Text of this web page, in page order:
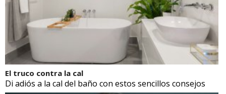
El truco contra la cal
Di adiós a la cal del baño con estos sencillos consejos